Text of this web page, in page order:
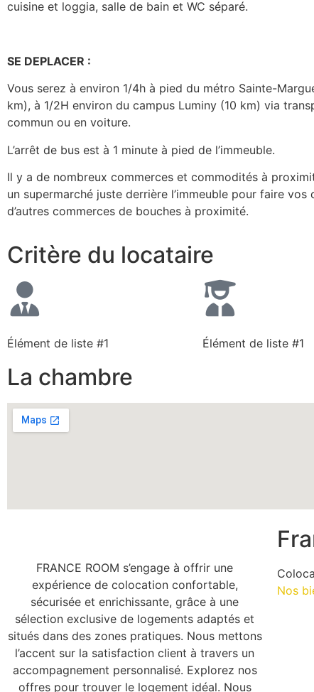
cuisine et loggia, salle de bain et WC séparé.
SE DEPLACER :
Vous serez à environ 1/4h à pied du métro Sainte-
km), à 1/2H environ du campus Luminy (10 km) via
commun ou en voiture.
L’arrêt de bus est à 1 minute à pied de l’immeuble.
Il y a de nombreux commerces et commodités à
un supermarché juste derrière l’immeuble pour faire vos
d’autres commerces de bouches à proximité.
Critère du locataire
Élément de liste #1 Élément de liste #1
La chambre
FRANCE ROOM s’engage à offrir une
expérience de colocation confortable,
sécurisée et enrichissante, grâce à une
sélection exclusive de logements adaptés et
situés dans des zones pratiques. Nous mettons
l’accent sur la satisfaction client à travers un
accompagnement personnalisé. Explorez nos
offres pour trouver le logement idéal. Nous
Nos